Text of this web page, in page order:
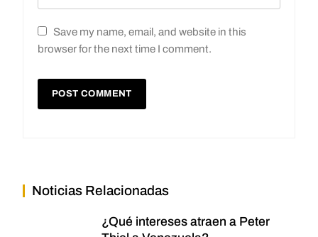
Save my name, email, and website in this
browser for the next time I comment.
Noticias Relacionadas
¿Qué intereses atraen a Peter